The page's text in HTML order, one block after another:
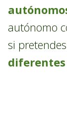
autónomo
si